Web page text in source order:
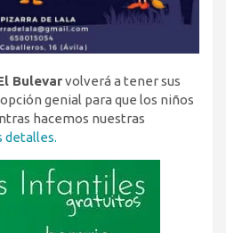
Bulevarvolverá a tener sus
genial para que los niños
hacemos nuestras
detalles.